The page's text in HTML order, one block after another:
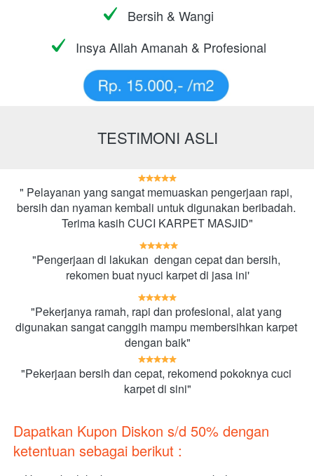
Bersih & Wangi
Insya Allah Amanah & Profesional
TESTIMONI ASLI
" Pelayanan yang sangat memuaskan pengerjaan rapi,
bersih dan nyaman kembali untuk digunakan beribadah.
Terima kasih CUCI KARPET MASJID"
"Pengerjaan di lakukan  dengan cepat dan bersih,
rekomen buat nyuci karpet di jasa ini'
"Pekerjanya ramah, rapi dan profesional, alat yang
digunakan sangat canggih mampu membersihkan karpet
dengan baik"
"Pekerjaan bersih dan cepat, rekomend pokoknya cuci
karpet di sini"
Dapatkan Kupon Diskon s/d 50% dengan
ketentuan sebagai berikut :